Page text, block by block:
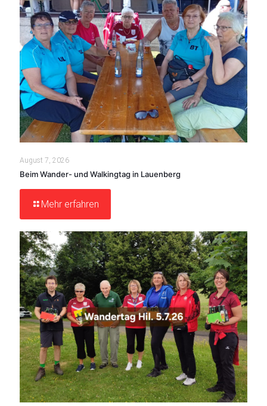
August 7, 2026
Beim Wander- und Walkingtag in Lauenberg
Mehr erfahren